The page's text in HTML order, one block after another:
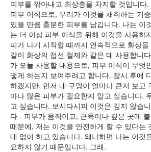
피부를 깎아내고 최상층을 차지할 것입니다
피부 이식으로, 우리가 이것을 채취하는 기
있을 만큼 충분한 피부를 남깁니다. 나는 이
는 더 이상 피부 이식을 위해 이것을 사용하
피가 나기 시작할 때까지 연속적으로 화상
같이 화상의 접선 절제와 같은 데 사용합니
가 오늘 사용할 내용으로, 피부 이식이 무엇
떻게 하는지 보여주려고 합니다. 잠시 후에
하겠지만, 먼저 내 구멍이 얼마나 큰지 보고
마나 많은 피부가 필요한지 알고 싶습니다.
고 싶습니다. 보시다시피 이것은 깊지 않습
다 - 피부가 움직이고, 근육이나 깊은 곳에
때문에, 저는 이것을 안전하게 할 수 있다는
대 없이 하고 있습니다. 왜냐하면 나는 이것
요하지 않기 때문입니다. 그래.